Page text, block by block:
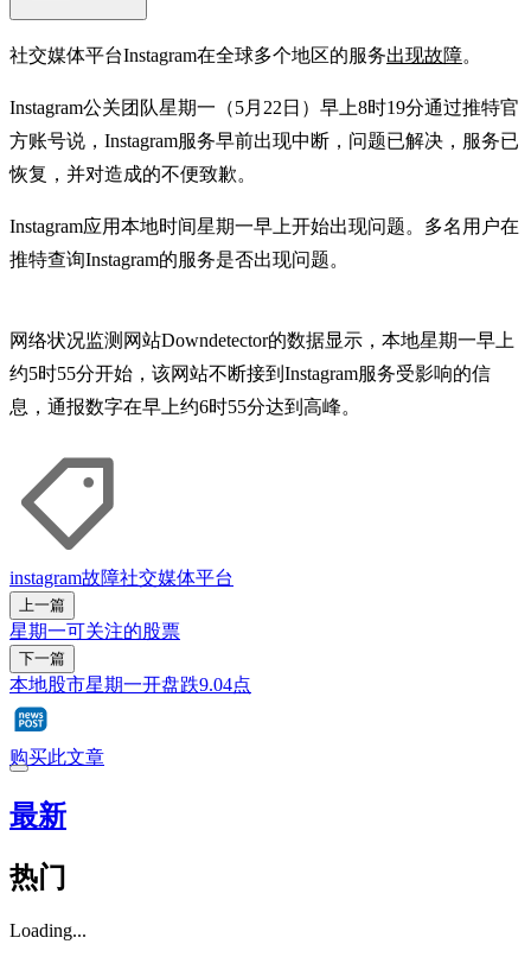
社交媒体平台Instagram在全球多个地区的服务出现故障。
Instagram公关团队星期一（5月22日）早上8时19分通过推特官
方账号说，Instagram服务早前出现中断，问题已解决，服务已
恢复，并对造成的不便致歉。
Instagram应用本地时间星期一早上开始出现问题。多名用户在
推特查询Instagram的服务是否出现问题。
网络状况监测网站Downdetector的数据显示，本地星期一早上
约5时55分开始，该网站不断接到Instagram服务受影响的信
息，通报数字在早上约6时55分达到高峰。
instagram故障社交媒体平台
上一篇
星期一可关注的股票
下一篇
本地股市星期一开盘跌9.04点
购买此文章
最新
热门
Loading...